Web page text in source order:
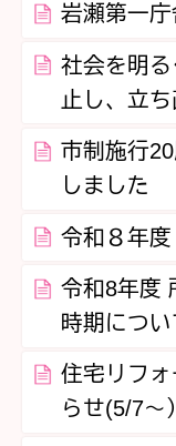
岩瀬第一
社会を明
止し、立
市制施行
しました
令和８年
令和8年度
時期につい
住宅リフ
らせ(5/7～）